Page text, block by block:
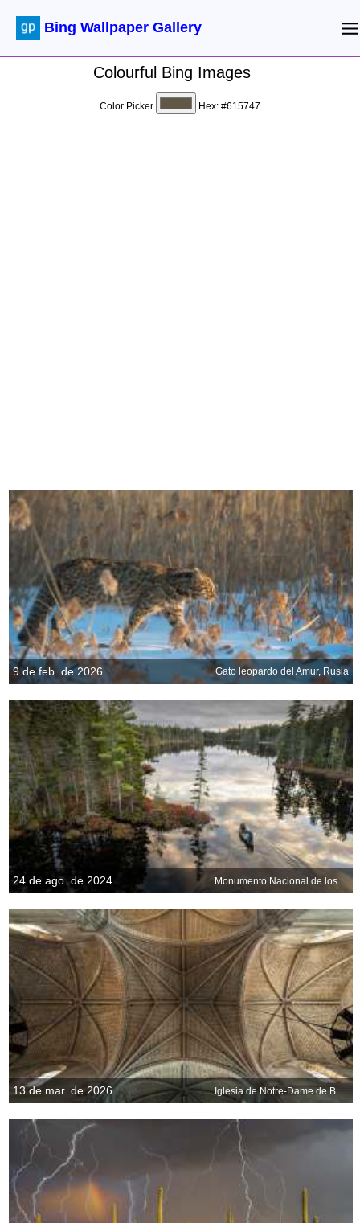
Bing Wallpaper Gallery
Colourful Bing Images
Color Picker Hex: #615747
9 de feb. de 2026 Gato leopardo del Amur, Rusia
24 de ago. de 2024 Monumento Nacional de los Bosques y Aguas de Katahdin, Maine, EE. UU.
13 de mar. de 2026 Iglesia de Notre-Dame de Bon-Port, Les Sables-dOlonne, Francia